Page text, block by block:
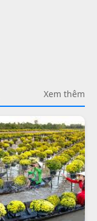
Xem thêm